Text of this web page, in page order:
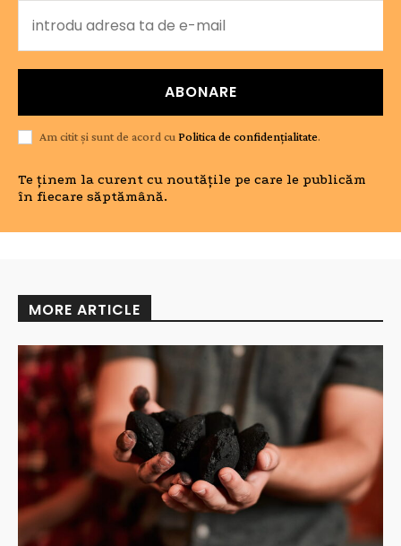
ABONARE
Am citit și sunt de acord cuPolitica de confidențialitate.
Te ținem la curent cu noutățile pe care le publicăm
în fiecare săptămână.
MORE ARTICLE